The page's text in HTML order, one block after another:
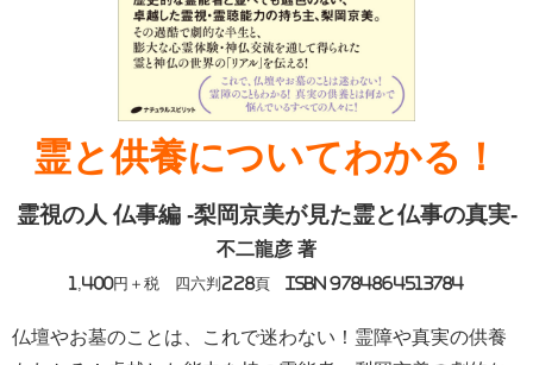
霊と供養についてわかる！
霊視の人 仏事編 -梨岡京美が見た霊と仏事の真実-
不二龍彦 著
1,400円＋税 四六判228頁 ISBN 9784864513784
仏壇やお墓のことは、これで迷わない！霊障や真実の供養